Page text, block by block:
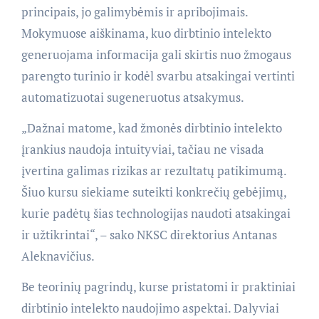
principais, jo galimybėmis ir apribojimais.
Mokymuose aiškinama, kuo dirbtinio intelekto
generuojama informacija gali skirtis nuo žmogaus
parengto turinio ir kodėl svarbu atsakingai vertinti
automatizuotai sugeneruotus atsakymus.
„Dažnai matome, kad žmonės dirbtinio intelekto
įrankius naudoja intuityviai, tačiau ne visada
įvertina galimas rizikas ar rezultatų patikimumą.
Šiuo kursu siekiame suteikti konkrečių gebėjimų,
kurie padėtų šias technologijas naudoti atsakingai
ir užtikrintai“, – sako NKSC direktorius Antanas
Aleknavičius.
Be teorinių pagrindų, kurse pristatomi ir praktiniai
dirbtinio intelekto naudojimo aspektai. Dalyviai